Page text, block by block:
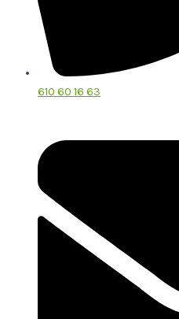
610 60 16 63